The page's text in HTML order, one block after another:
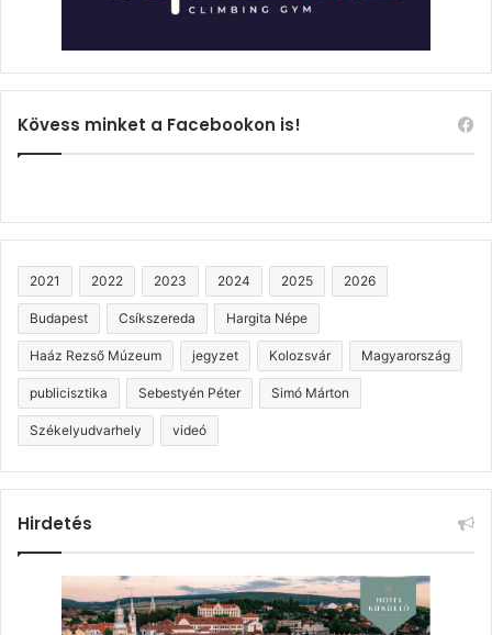
Kövess minket a Facebookon is!
2021 2022 2023 2024 2025 2026
Budapest Csíkszereda Hargita Népe
Haáz Rezső Múzeum jegyzet Kolozsvár Magyarország
publicisztika Sebestyén Péter Simó Márton
Székelyudvarhely videó
Hirdetés